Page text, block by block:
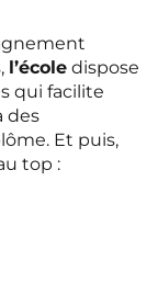
l’école dispose
qui facilite
des
Et puis,
top :